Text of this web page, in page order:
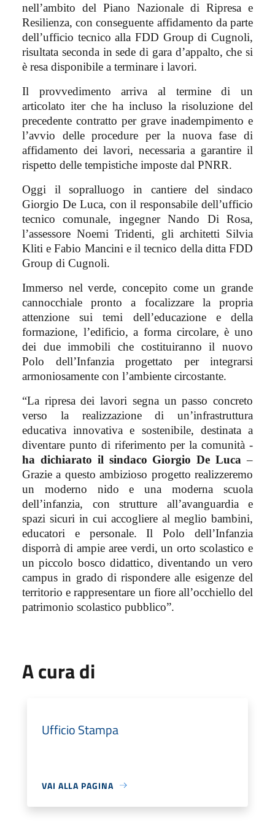
nell’ambito del Piano Nazionale di Ripresa e
Resilienza, con conseguente affidamento da parte
dell’ufficio tecnico alla FDD Group di Cugnoli,
risultata seconda in sede di gara d’appalto, che si
è resa disponibile a terminare i lavori.
Il provvedimento arriva al termine di un
articolato iter che ha incluso la risoluzione del
precedente contratto per grave inadempimento e
l’avvio delle procedure per la nuova fase di
affidamento dei lavori, necessaria a garantire il
rispetto delle tempistiche imposte dal PNRR.
Oggi il sopralluogo in cantiere del sindaco
Giorgio De Luca, con il responsabile dell’ufficio
tecnico comunale, ingegner Nando Di Rosa,
l’assessore Noemi Tridenti, gli architetti Silvia
Kliti e Fabio Mancini e il tecnico della ditta FDD
Group di Cugnoli.
Immerso nel verde, concepito come un grande
cannocchiale pronto a focalizzare la propria
attenzione sui temi dell’educazione e della
formazione, l’edificio, a forma circolare, è uno
dei due immobili che costituiranno il nuovo
Polo dell’Infanzia progettato per integrarsi
armoniosamente con l’ambiente circostante.
“La ripresa dei lavori segna un passo concreto
verso la realizzazione di un’infrastruttura
educativa innovativa e sostenibile, destinata a
diventare punto di riferimento per la comunità -
ha dichiarato il sindaco Giorgio De Luca –
Grazie a questo ambizioso progetto realizzeremo
un moderno nido e una moderna scuola
dell’infanzia, con strutture all’avanguardia e
spazi sicuri in cui accogliere al meglio bambini,
educatori e personale. Il Polo dell’Infanzia
disporrà di ampie aree verdi, un orto scolastico e
un piccolo bosco didattico, diventando un vero
campus in grado di rispondere alle esigenze del
territorio e rappresentare un fiore all’occhiello del
patrimonio scolastico pubblico”.
A cura di
Ufficio Stampa
VAI ALLA PAGINA